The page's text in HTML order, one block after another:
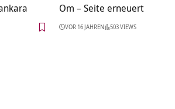
Om – Seite erneuert
VOR 16 JAHREN 503 VIEWS